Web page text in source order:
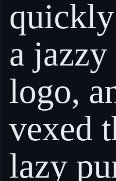
a
logo,
vexed
lazy